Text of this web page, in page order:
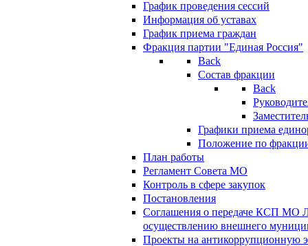
График проведения сессий
Информация об уставах
График приема граждан
Фракция партии "Единая Россия"
Back
Состав фракции
Back
Графики приема
Положение по
План работы
Регламент Совета МО
Контроль в сфере закупок
Постановления
Соглашения о передаче КСП МО
осуществлению внешнего
Проекты на антикоррупционную